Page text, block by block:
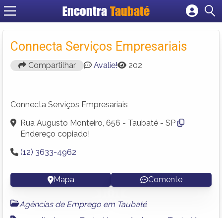
EncontraTaubaté
Cadastrar empresa
Criar conta
Connecta Serviços Empresariais
Compartilhar Avalie! 202
Connecta Serviços Empresariais
Rua Augusto Monteiro, 656 - Taubaté - SP
Endereço copiado!
(12) 3633-4962
Mapa Comente
Agências de Emprego em Taubaté